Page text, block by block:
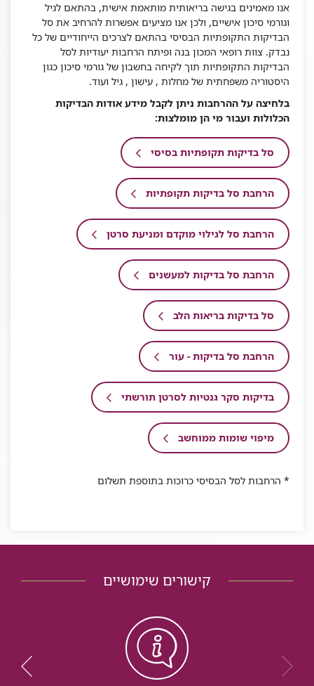
אנו מאמינים בגישה בריאותית מותאמת אישית, בהתאם לגיל
וגורמי סיכון אישיים, ולכן אנו מציעים אפשרות להרחיב את סל
הבדיקות התקופתיות הבסיסי בהתאם לצרכים הייחודיים של כל
נבדק. צוות רופאי המכון בנה ופיתח הרחבות יעודיות לסל
הבדיקות התקופתיות תוך לקיחה בחשבון של גורמי סיכון כגון
היסטוריה משפחתית של מחלות , עישון , גיל ועוד.
בלחיצה על ההרחבות ניתן לקבל מידע אודות הבדיקות
הכלולות ועבור מי הן מומלצות:
סל בדיקות תקופתיות בסיסי
הרחבת סל בדיקות תקופתיות
הרחבת סל לגילוי מוקדם ומניעת סרטן
הרחבת סל בדיקות למעשנים
סל בדיקות בריאות הלב
הרחבת סל בדיקות - עור
בדיקות סקר גנטיות לסרטן תורשתי
מיפוי שומות ממוחשב
* הרחבות לסל הבסיסי כרוכות בתוספת תשלום
קישורים שימושיים